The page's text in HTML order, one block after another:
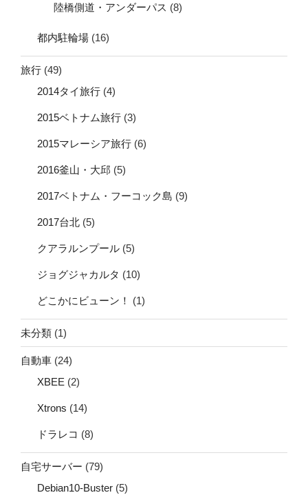
陸橋側道・アンダーパス (8)
都内駐輪場 (16)
旅行 (49)
2014タイ旅行 (4)
2015ベトナム旅行 (3)
2015マレーシア旅行 (6)
2016釜山・大邱 (5)
2017ベトナム・フーコック島 (9)
2017台北 (5)
クアラルンプール (5)
ジョグジャカルタ (10)
どこかにビューン！ (1)
未分類 (1)
自動車 (24)
XBEE (2)
Xtrons (14)
ドラレコ (8)
自宅サーバー (79)
Debian10-Buster (5)